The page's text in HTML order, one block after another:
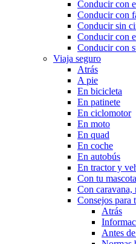
Conducir con
Conducir con
Conducir sin
Conducir con
Conducir con
Viaja seguro
Atrás
A pie
En bicicleta
En patinete
En ciclomotor
En moto
En quad
En coche
En autobús
En tractor y
Con tu mascota
Con caravana,
Consejos para
Atrás
Antes